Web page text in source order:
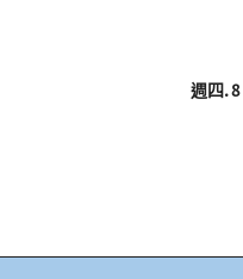
週四.